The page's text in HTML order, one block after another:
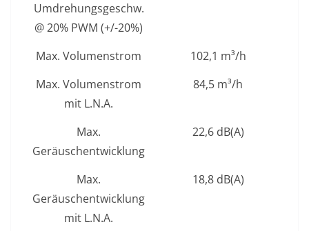
Umdrehungsgeschw.
@ 20% PWM (+/-20%)
Max. Volumenstrom
102,1 m³/h
Max. Volumenstrom
mit L.N.A.
84,5 m³/h
Max.
Geräuschentwicklung
22,6 dB(A)
Max.
Geräuschentwicklung
mit L.N.A.
18,8 dB(A)